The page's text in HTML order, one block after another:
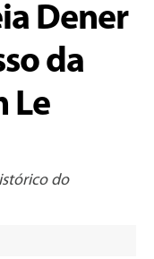
Dener
da
Le
do